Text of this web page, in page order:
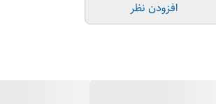
رایحه خنک و شیرین
افزودن نظر